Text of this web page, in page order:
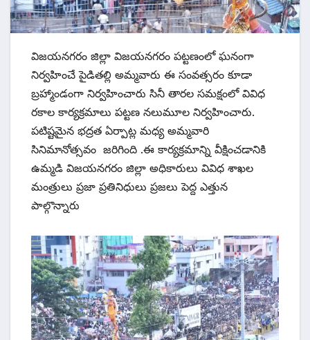
విజయనగరం జిల్లా విజయనగరం పట్టణంలో ఘనంగా
నిర్వహించే పైడితల్లి అమ్మవారు ఈ సంవత్సరం కూడా
బ్రహ్మాండంగా నిర్వహించారు సినీ తారల సమక్షంలో వివిధ
రకాల కార్యక్రమాలు పట్టణ నలుమూల నిర్వహించారు.
పటిష్టమైన భద్రత ఏర్పాట్ల మధ్య అమ్మవారి
సినిమానోత్సవం జరిగింది .ఈ కార్యక్రమాన్ని వీక్షించడానికి
ఉమ్మడి విజయనగరం జిల్లా అధికారులు వివిధ శాఖల
మంత్రులు ప్రజా ప్రతినిధులు ప్రజలు పెద్ద ఎత్తున
పాల్గొన్నారు